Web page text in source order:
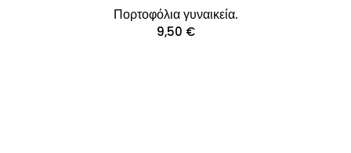
Πορτοφόλια γυναικεία.
9,50 €